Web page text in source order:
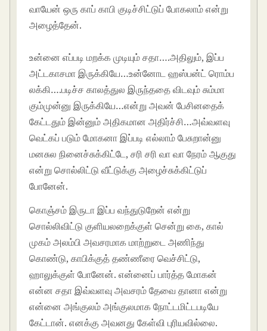
வாயேன் ஒரு காப் காபி குடிச்சிட்டுப் போகலாம் என்று
அழைத்தேன்.
உன்னை எப்படி மறக்க முடியும் சதா….அதிலும், இப்ப
அட்டகாசமா இருக்கியே…உன்னோட ஹஸ்பன்ட் ரொம்ப
லக்கி….படிச்ச காலத்துல இருந்ததை விடவும் சும்மா
கும்முன்னு இருக்கியே…என்று அவன் பேசினதைக்
கேட்டதும் இன்னும் அதிகமான அதிர்ச்சி…அவ்வளவு
வெட்கப் படும் மோகனா இப்படி எல்லாம் பேசுறான்னு
மனசுல நினைச்சுக்கிட்டே, சரி சரி வா வா நேரம் ஆகுது
என்று சொல்லிட்டு வீட்டுக்கு அழைச்சுக்கிட்டுப்
போனேன்.
கொஞ்சம் இருடா இப்ப வந்துடுறேன் என்று
சொல்லிவிட்டு குளியலறைக்குள் சென்று கை, கால்
முகம் அலம்பி அவசரமாக மாற்றுடை அணிந்து
கொண்டு, காபிக்குத் தண்ணீரை வெச்சிட்டு,
ஹாலுக்குள் போனேன். என்னைப் பார்த்த மோகன்
என்ன சதா இவ்வளவு அவசரம் தேவை தானா என்று
என்னை அங்குலம் அங்குலமாக நோட்டமிட்டபடியே
கேட்டான். எனக்கு அவனது கேள்வி புரியவில்லை.